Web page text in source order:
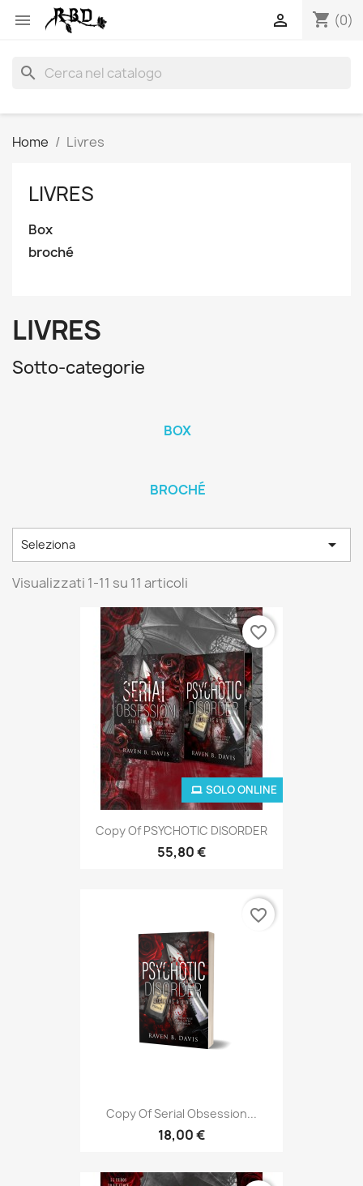
 shopping_cart (0)

search
Home Livres
LIVRES
Box
broché
LIVRES
Sotto-categorie
BOX
BROCHÉ
Seleziona 
Visualizzati 1-11 su 11 articoli
Copy Of PSYCHOTIC DISORDER
55,80 €
SOLO ONLINE
favorite_border
Copy Of Serial Obsession...
18,00 €
favorite_border